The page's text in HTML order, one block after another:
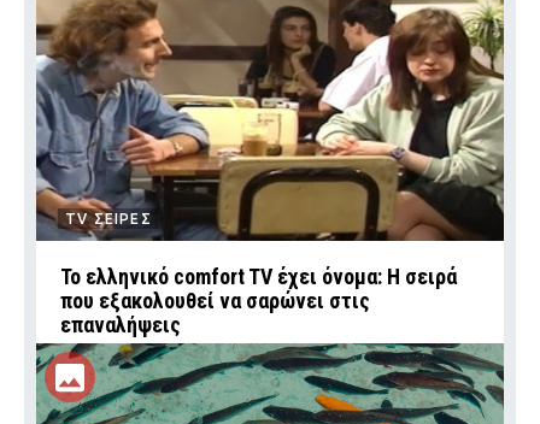
TV ΣΕΙΡΕΣ
Το ελληνικό comfort TV έχει όνομα: Η σειρά
που εξακολουθεί να σαρώνει στις
επαναλήψεις